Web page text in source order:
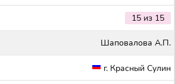
15 из 15
Шаповалова А.П.
г. Красный Сулин